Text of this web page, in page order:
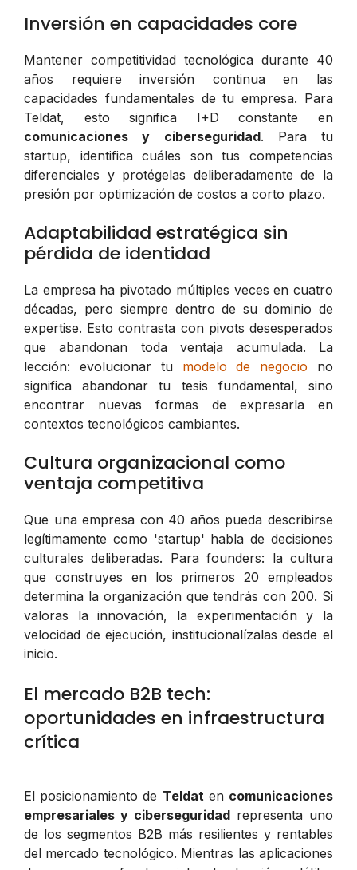
Inversión en capacidades core
Mantener competitividad tecnológica durante 40
años requiere inversión continua en las
capacidades fundamentales de tu empresa. Para
Teldat, esto significa I+D constante en
comunicaciones y ciberseguridad. Para tu
startup, identifica cuáles son tus competencias
diferenciales y protégelas deliberadamente de la
presión por optimización de costos a corto plazo.
Adaptabilidad estratégica sin
pérdida de identidad
La empresa ha pivotado múltiples veces en cuatro
décadas, pero siempre dentro de su dominio de
expertise. Esto contrasta con pivots desesperados
que abandonan toda ventaja acumulada. La
lección: evolucionar tu modelo de negocio no
significa abandonar tu tesis fundamental, sino
encontrar nuevas formas de expresarla en
contextos tecnológicos cambiantes.
Cultura organizacional como
ventaja competitiva
Que una empresa con 40 años pueda describirse
legítimamente como 'startup' habla de decisiones
culturales deliberadas. Para founders: la cultura
que construyes en los primeros 20 empleados
determina la organización que tendrás con 200. Si
valoras la innovación, la experimentación y la
velocidad de ejecución, institucionalízalas desde el
inicio.
El mercado B2B tech:
oportunidades en infraestructura
crítica
El posicionamiento de Teldat en comunicaciones
empresariales y ciberseguridad representa uno
de los segmentos B2B más resilientes y rentables
del mercado tecnológico. Mientras las aplicaciones